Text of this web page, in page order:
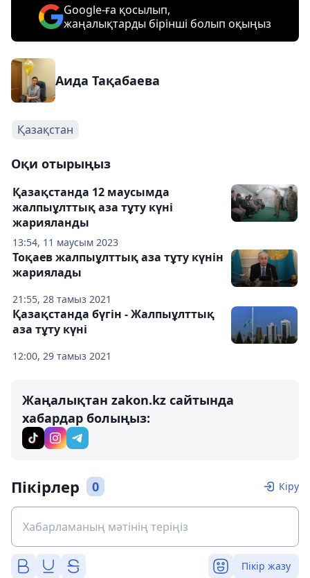
Google-ға қосылып,
жаңалықтарды бірінші болып оқыңыз
Аида Тақабаева
Қазақстан
Оқи отырыңыз
13:54, 11 маусым 2023
Қазақстанда 12 маусымда
жалпыұлттық аза тұту күні
жарияланды
21:55, 28 тамыз 2021
Тоқаев жалпыұлттық аза тұту күнін
жариялады
12:00, 29 тамыз 2021
Қазақстанда бүгін - Жалпыұлттық
аза тұту күні
Жаңалықтан zakon.kz сайтында
хабардар болыңыз:
Пікірлер 0 Кіру
Пікір жазу